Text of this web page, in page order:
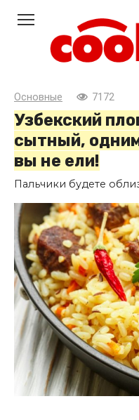
контенту
Основные 7172
Узбекский
сытный,
вы не ели!
Пальчики будете